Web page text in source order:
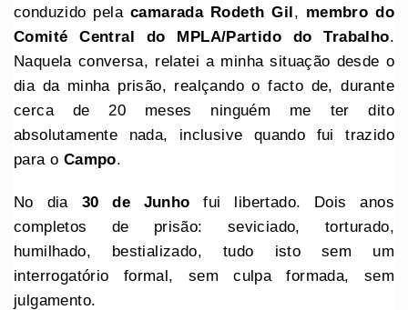
conduzido pela camarada Rodeth Gil, membro do
Comité Central do MPLA/Partido do Trabalho.
Naquela conversa, relatei a minha situação desde o
dia da minha prisão, realçando o facto de, durante
cerca de 20 meses ninguém me ter dito
absolutamente nada, inclusive quando fui trazido
para o Campo.
No dia 30 de Junho fui libertado. Dois anos
completos de prisão: seviciado, torturado,
humilhado, bestializado, tudo isto sem um
interrogatório formal, sem culpa formada, sem
julgamento.